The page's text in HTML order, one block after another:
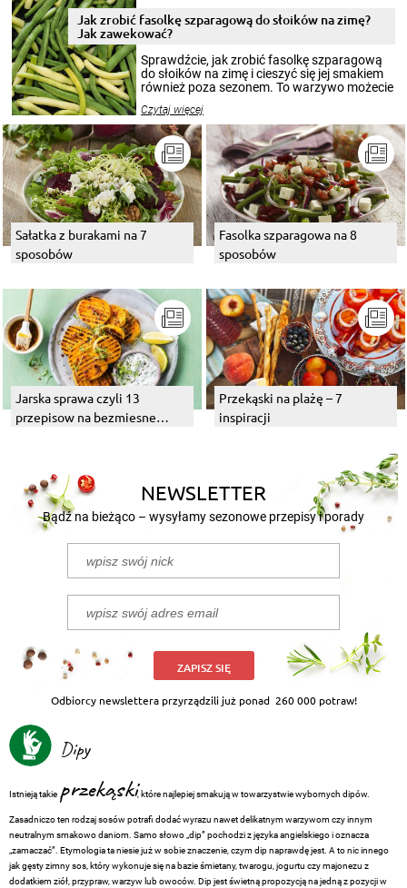
pełni poczuć atmosferę cieplejszych
miesięcy. Przygotowanie słoików ze
patenty, które pozwolą zachować świeżość
przetworów.
Jak zrobić fasolkę szparagową do słoików na zimę?
Jak zawekować?
Sprawdźcie, jak zrobić fasolkę szparagową
do słoików na zimę i cieszyć się jej smakiem
również poza sezonem. To warzywo możecie
nasze propozycje!
Czytaj więcej
Sałatka z burakami na 7
sposobów
Fasolka szparagowa na 8
sposobów
Jarska sprawa czyli 13
przepisow na bezmiesne
Przekąski na plażę – 7
inspiracji
NEWSLETTER
Bądź na bieżąco – wysyłamy sezonowe przepisy i porady
ZAPISZ SIĘ
Odbiorcy newslettera przyrządzili już ponad 260 000 potraw!
Dipy
Istnieją takie przekąski, które najlepiej smakują w towarzystwie wybornych dipów.
Zasadniczo ten rodzaj sosów potrafi dodać wyrazu nawet delikatnym warzywom czy innym
neutralnym smakowo daniom. Samo słowo „dip” pochodzi z języka angielskiego i oznacza
„zamaczać”. Etymologia ta niesie już w sobie znaczenie, czym dip naprawdę jest. A to nic innego
jak gęsty zimny sos, który wykonuje się na bazie śmietany, twarogu, jogurtu czy majonezu z
dodatkiem ziół, przypraw, warzyw lub owoców. Dip jest świetną propozycją na jedną z pozycji w